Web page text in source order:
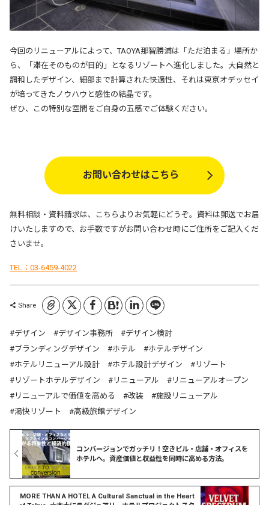
今回のリニューアルによって、TAOYA那智勝浦は「ただ泊まる」場所か
ら、「滞在そのものが目的」となるリゾートへ進化しました。 大自然と
調和したデザイン、細部まで計算された快適性、それは東京オデッセイ
が培ってきたノウハウと感性の結晶です。
ぜひ、この特別な空間をご自身の五感でご体験ください。
お問い合わせはこちら
無料相談・資料請求は、こちらよりお気軽にどうぞ。 資料は郵送でお届
けいたしますので、 お手数ですがお問い合わせ時にご住所をご記入くだ
さいませ。
TEL：03-6459-4022
Shareコピーしました
デザイン デザイン事務所
デザイン検討
ブランディングデザイン
ホテル
ホテルデザイン
ホテルリニューアル設計
ホテル設計デザイン
リゾート
リゾートホテルデザイン
リニューアル
リニューアルオープン
リニューアルで価値を高める
改装
施設リニューアル
湯快リゾート
高級旅館デザイン
コンバージョンでガッチリ！空きビル・店舗・オフィスを
ホテルへ。資産価値と収益性を同時に高める方法。
MORE THAN A HOTEL A Cultural Sanctual in the Heart